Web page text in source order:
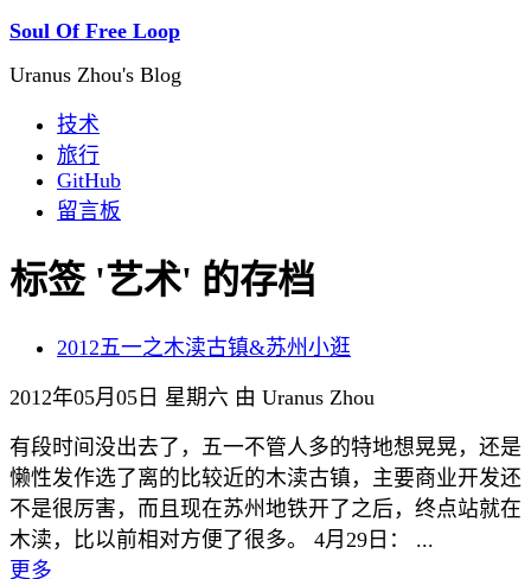
Soul Of Free Loop
Uranus Zhou's Blog
技术
旅行
GitHub
留言板
标签 '艺术' 的存档
2012五一之木渎古镇&苏州小逛
2012年05月05日 星期六 由 Uranus Zhou
有段时间没出去了，五一不管人多的特地想晃晃，还是
懒性发作选了离的比较近的木渎古镇，主要商业开发还
不是很厉害，而且现在苏州地铁开了之后，终点站就在
木渎，比以前相对方便了很多。 4月29日： ...
更多